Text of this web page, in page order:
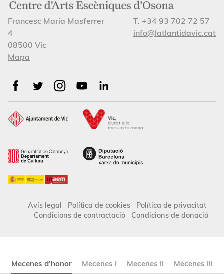
Francesc Maria Masferrer
4
08500 Vic
Mapa
T. +34 93 702 72 57
info@latlantidavic.cat
Avís legal Política de cookies
Política de privacitat
Condicions de contractació
Condicions de donació
Mecenes d'honor Mecenes I Mecenes II Mecenes III